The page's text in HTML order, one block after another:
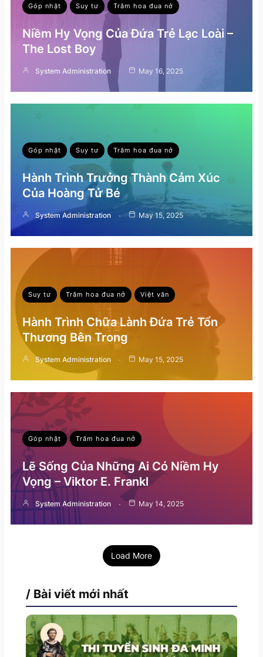
Góp nhặt Suy tư Trăm hoa đua nở
Niềm Hy Vọng Của Đứa Trẻ Lạc Loài –
The Lost Boy
System Administration May 16, 2025
Góp nhặt Suy tư Trăm hoa đua nở
Hành Trình Trưởng Thành Cảm Xúc
Của Hoàng Tử Bé
System Administration May 15, 2025
Suy tư Trăm hoa đua nở Việt văn
Hành Trình Chữa Lành Đứa Trẻ Tổn
Thương Bên Trong
System Administration May 15, 2025
Góp nhặt Trăm hoa đua nở
Lẽ Sống Của Những Ai Có Niềm Hy
Vọng – Viktor E. Frankl
System Administration May 14, 2025
Load More
/ Bài viết mới nhất